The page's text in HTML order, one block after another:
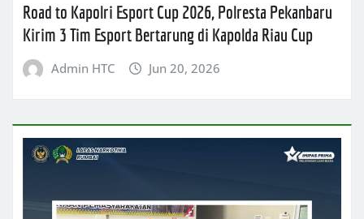
Road to Kapolri Esport Cup 2026, Polresta Pekanbaru
Kirim 3 Tim Esport Bertarung di Kapolda Riau Cup
Admin HTC Jun 20, 2026